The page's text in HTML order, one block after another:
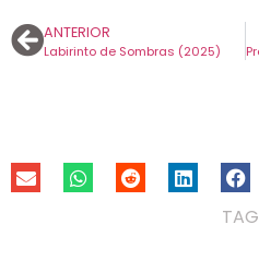
ANTERIOR
Labirinto de Sombras (2025)